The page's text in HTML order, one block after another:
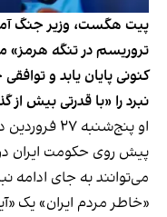
پیت هگست، وزیر جنگ
تروریسم در تنگه
کنونی پایان یابد و
نبرد را «با قدرتی بیش از
او
پیش روی حکومت ایران در
می‌توانند به جای ادامه
«خاطر مردم ایران» یک